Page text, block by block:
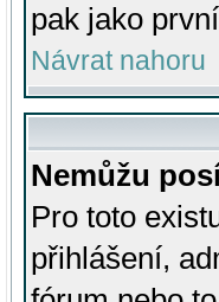
pak jako
Návrat nahoru
Nemůžu
Pro toto
přihlášení,